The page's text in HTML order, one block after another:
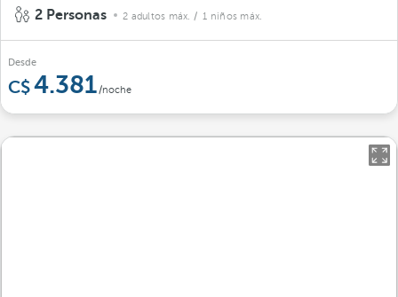
2 Personas 2 adultos máx. / 1 niños máx.
Desde
4.381/noche